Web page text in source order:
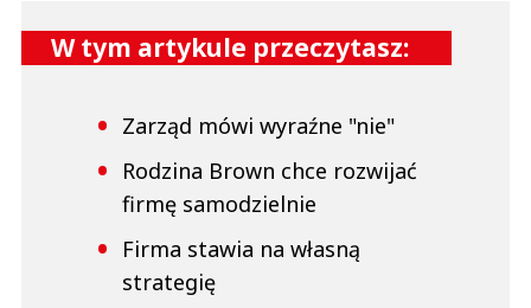
W tym artykule przeczytasz:
Zarząd mówi wyraźne "nie"
Rodzina Brown chce rozwijać
firmę samodzielnie
Firma stawia na własną
strategię